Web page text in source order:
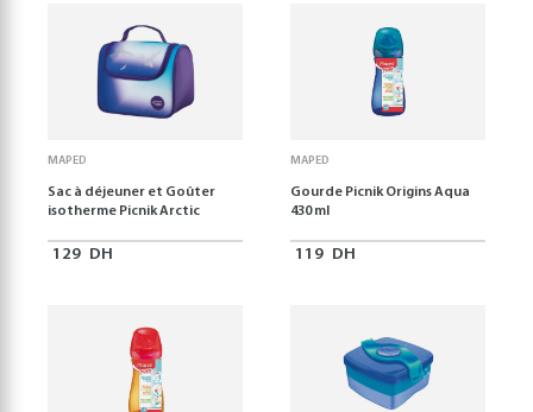
MAPED
Sac à déjeuner et Goûter
isotherme Picnik Arctic
129 DH
MAPED
Gourde Picnik Origins Aqua
430 ml
119 DH